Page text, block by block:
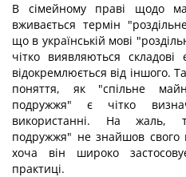
В сімейному праві щодо
вживається термін
що в українській мові
чітко виявляються
відокремлюється від іншого.
поняття, як "спільне
подружжя" є чітко
використанні. На жаль,
подружжя" не знайшов свого
хоча він широко
практиці.